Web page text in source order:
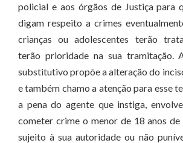
policial e aos órgãos de Justiça para
digam respeito a crimes
crianças ou adolescentes terão
terão prioridade na sua tramitação.
substitutivo propõe a alteração do
e também chamo a atenção para esse
a pena do agente que instiga,
cometer crime o menor de 18 anos de
sujeito à sua autoridade ou não